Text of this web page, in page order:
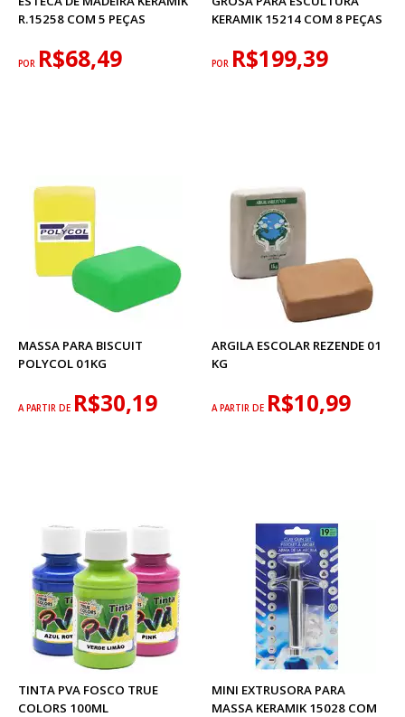
R.15258 COM 5 PEÇAS
POR R$68,49
KERAMIK 15214 COM 8 PEÇAS
POR R$199,39
MASSA PARA BISCUIT
POLYCOL 01KG
A PARTIR DE R$30,19
ARGILA ESCOLAR REZENDE 01
KG
A PARTIR DE R$10,99
TINTA PVA FOSCO TRUE
COLORS 100ML
MINI EXTRUSORA PARA
MASSA KERAMIK 15028 COM